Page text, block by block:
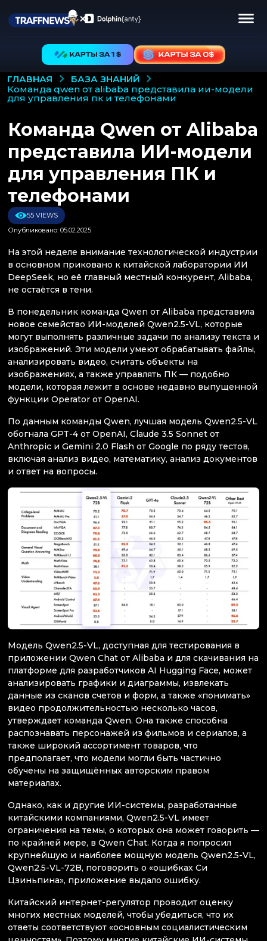
ГЛАВНАЯ
БАЗА ЗНАНИЙ
команда qwen от alibaba представила ии-модели
для управления пк и телефонами
Команда Qwen от Alibaba
представила ИИ-модели
для управления ПК и
телефонами
55 VIEWS
Опубликовано: 05.02.2025
На этой неделе внимание технологической индустрии
в основном приковано к китайской лаборатории ИИ
DeepSeek, но её главный местный конкурент, Alibaba,
не остаётся в тени.
В понедельник команда Qwen от Alibaba представила
новое семейство ИИ-моделей Qwen2.5-VL, которые
могут выполнять различные задачи по анализу текста и
изображений. Эти модели умеют обрабатывать файлы,
анализировать видео, считать объекты на
изображениях, а также управлять ПК — подобно
модели, которая лежит в основе недавно выпущенной
функции Operator от OpenAI.
По данным команды Qwen, лучшая модель Qwen2.5-VL
обогнала GPT-4 от OpenAI, Claude 3.5 Sonnet от
Anthropic и Gemini 2.0 Flash от Google по ряду тестов,
включая анализ видео, математику, анализ документов
и ответ на вопросы.
Модель Qwen2.5-VL, доступная для тестирования в
приложении Qwen Chat от Alibaba и для скачивания на
платформе для разработчиков AI Hugging Face, может
анализировать графики и диаграммы, извлекать
данные из сканов счетов и форм, а также «понимать»
видео продолжительностью несколько часов,
утверждает команда Qwen. Она также способна
распознавать персонажей из фильмов и сериалов, а
также широкий ассортимент товаров, что
предполагает, что модели могли быть частично
обучены на защищённых авторским правом
материалах.
Однако, как и другие ИИ-системы, разработанные
китайскими компаниями, Qwen2.5-VL имеет
ограничения на темы, о которых она может говорить —
по крайней мере, в Qwen Chat. Когда я попросил
крупнейшую и наиболее мощную модель Qwen2.5-VL,
Qwen2.5-VL-72B, поговорить о «ошибках Си
Цзиньпина», приложение выдало ошибку.
Китайский интернет-регулятор проводит оценку
многих местных моделей, чтобы убедиться, что их
ответы соответствуют «основным социалистическим